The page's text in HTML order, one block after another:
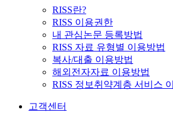
RISS란?
RISS 이용권한
내 관심논문 등록방법
RISS 자료 유형별 이용방법
복사/대출 이용방법
해외전자자료 이용방법
RISS 정보취약계층 서비스
고객센터